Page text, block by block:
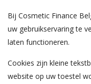
Bij Cosmetic Finance
uw gebruikservaring te
laten functioneren.
Cookies zijn kleine
website op uw toestel